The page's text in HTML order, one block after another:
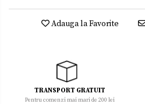
Adauga la Favorite
TRANSPORT GRATUIT
Pentru comenzi mai mari de 200 lei